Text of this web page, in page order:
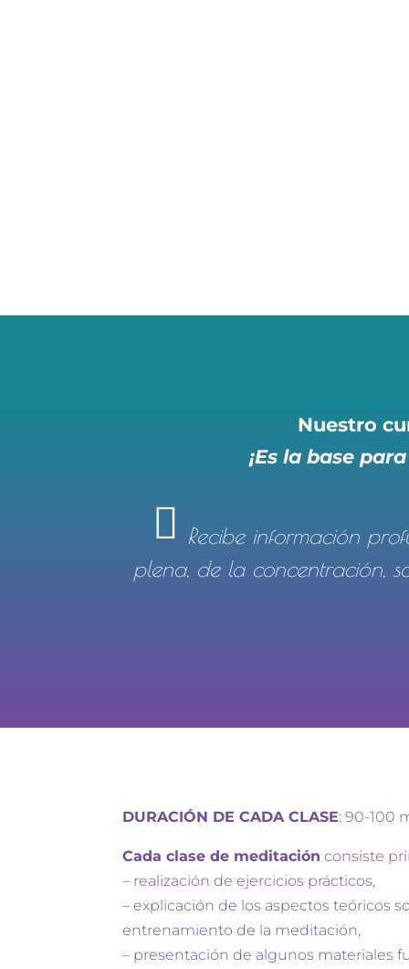
Nuestro
¡Es la base
ta
o
Recibe información
plena, de la concentración,
DURACIÓN DE CADA CLASE: 90-100
Cada clase de meditación consiste
– realización de ejercicios prácticos,
– explicación de los aspectos teóricos
entrenamiento de la meditación,
– presentación de algunos materiales